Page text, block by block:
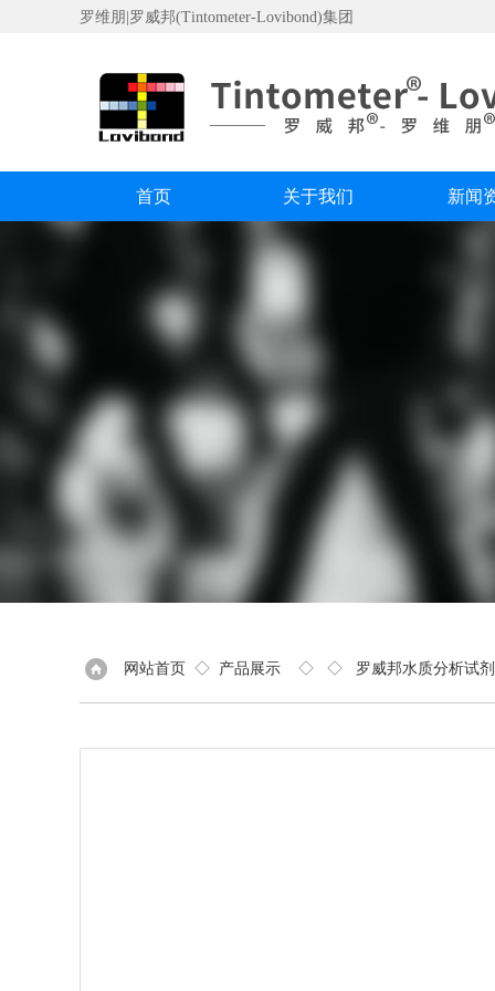
罗维朋|罗威邦(Tintometer-Lovibond)集团
首页 关于我们 新闻
网站首页 ◇ 产品展示 ◇ ◇ 罗威邦水质分析试剂